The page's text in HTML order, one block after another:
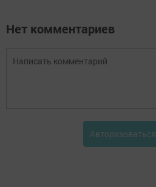
Нет комментариев
Авторизоваться